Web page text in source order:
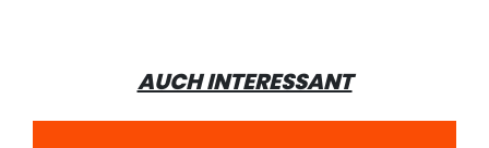
AUCH INTERESSANT